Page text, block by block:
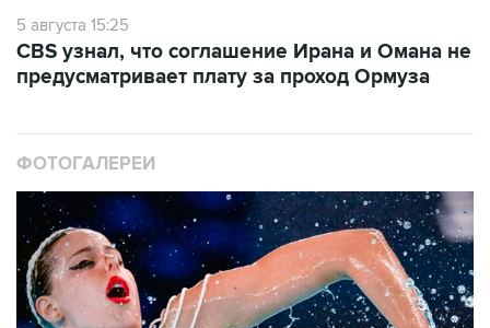
5 августа 15:25
CBS узнал, что соглашение Ирана и Омана не
предусматривает плату за проход Ормуза
ФОТОГАЛЕРЕИ